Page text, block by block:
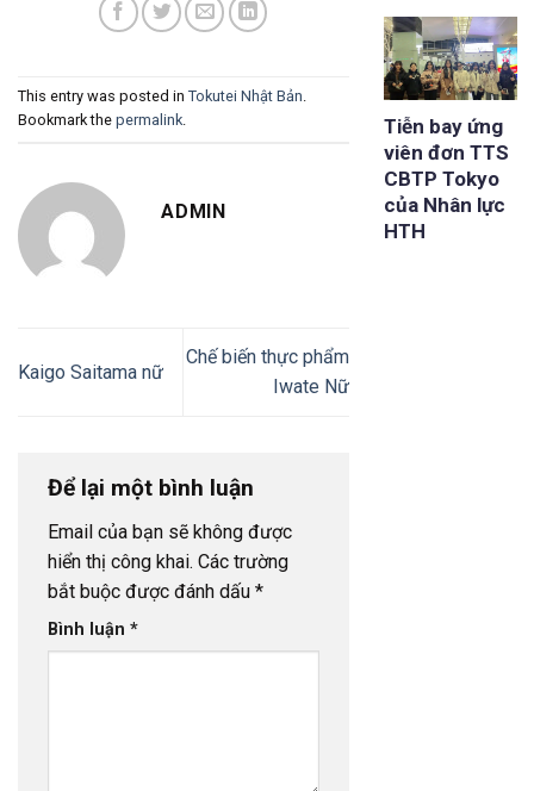
This entry was posted in Tokutei Nhật Bản.
Bookmark the permalink.
ADMIN
Kaigo Saitama nữ
Chế biến thực phẩm
Iwate Nữ
Để lại một bình luận
Email của bạn sẽ không được
hiển thị công khai. Các trường
bắt buộc được đánh dấu *
Bình luận *
Tiễn bay ứng
viên đơn TTS
CBTP Tokyo
của Nhân lực
HTH